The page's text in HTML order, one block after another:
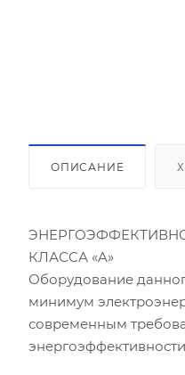
ОПИСАНИЕ
КЛАССА «A»
Оборудование
минимум
современным
Высота потолка (м)
Инсоляция (степень
Количество людей